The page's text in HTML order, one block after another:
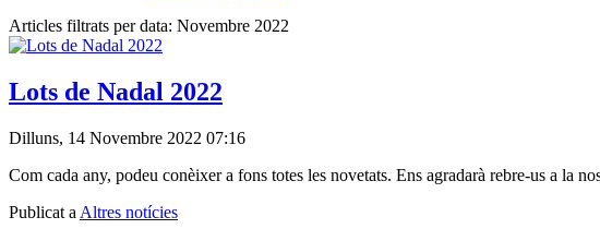
Articles filtrats per data: Novembre 2022
Lots de Nadal 2022
Dilluns, 14 Novembre 2022 07:16
Com cada any, podeu conèixer a fons totes les novetats. Ens agradarà rebre-us a la
Publicat a Altres notícies